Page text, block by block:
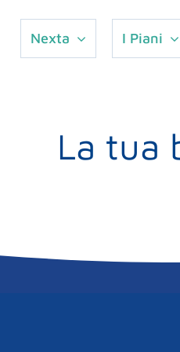
Nexta I Piani
La tua